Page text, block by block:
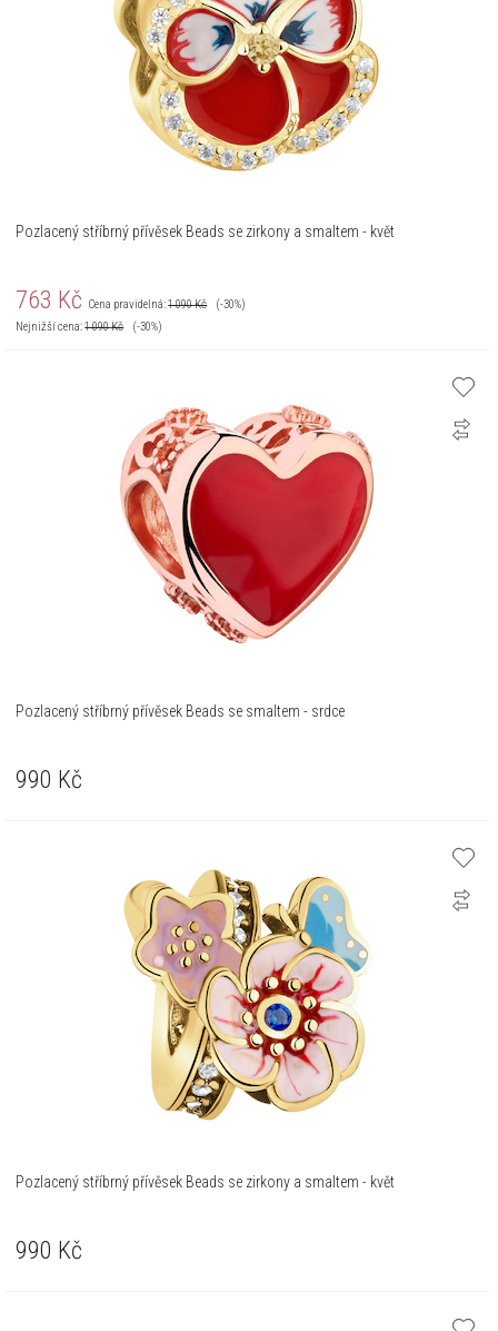
Pozlacený stříbrný přívěsek Beads se zirkony a smaltem - květ
763 Kč Cena pravidelná:1 090Kč
(-30%)
Nejnižší cena:1 090Kč (-30%)
Pozlacený stříbrný přívěsek Beads se smaltem - srdce
990 Kč
Pozlacený stříbrný přívěsek Beads se zirkony a smaltem - květ
990 Kč